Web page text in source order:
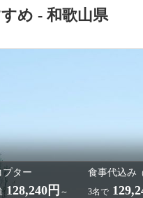
め - 和歌山県
プター
128,240円 ～
食事代込み
3名で